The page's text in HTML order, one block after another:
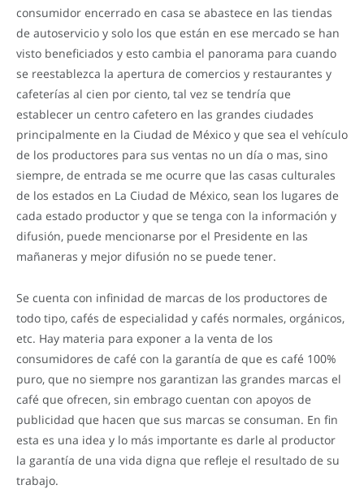
consumidor encerrado en casa se abastece en las tiendas
de autoservicio y solo los que están en ese mercado se han
visto beneficiados y esto cambia el panorama para cuando
se reestablezca la apertura de comercios y restaurantes y
cafeterías al cien por ciento, tal vez se tendría que
establecer un centro cafetero en las grandes ciudades
principalmente en la Ciudad de México y que sea el vehículo
de los productores para sus ventas no un día o mas, sino
siempre, de entrada se me ocurre que las casas culturales
de los estados en La Ciudad de México, sean los lugares de
cada estado productor y que se tenga con la información y
difusión, puede mencionarse por el Presidente en las
mañaneras y mejor difusión no se puede tener.
Se cuenta con infinidad de marcas de los productores de
todo tipo, cafés de especialidad y cafés normales, orgánicos,
etc. Hay materia para exponer a la venta de los
consumidores de café con la garantía de que es café 100%
puro, que no siempre nos garantizan las grandes marcas el
café que ofrecen, sin embrago cuentan con apoyos de
publicidad que hacen que sus marcas se consuman. En fin
esta es una idea y lo más importante es darle al productor
la garantía de una vida digna que refleje el resultado de su
trabajo.